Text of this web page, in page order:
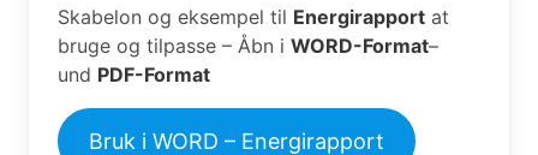
Skabelon og eksempel til Energirapport at
bruge og tilpasse – Åbn i WORD-Format–
und PDF-Format
Bruk i WORD – Energirapport